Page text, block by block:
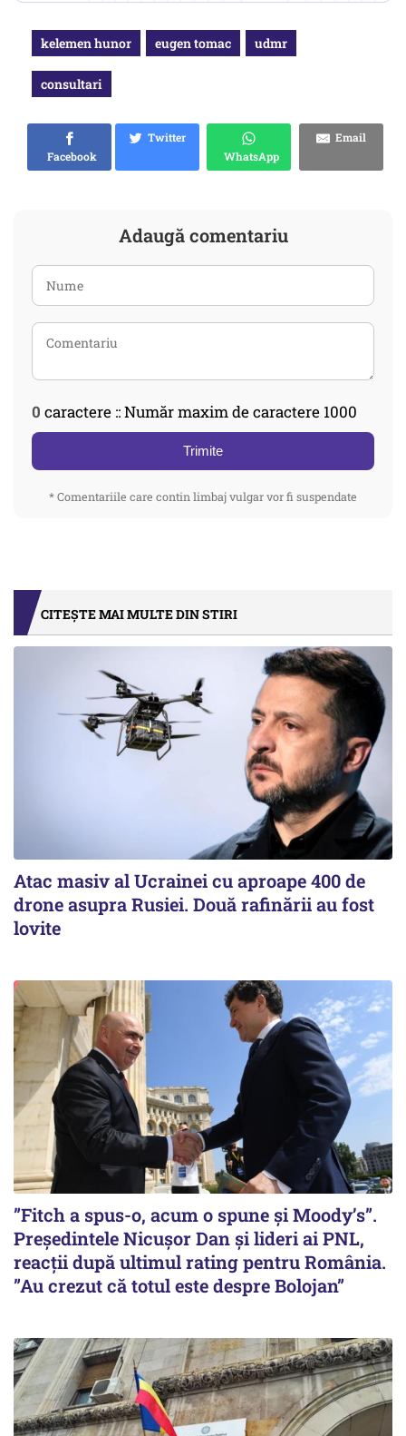
kelemen hunor eugen tomac udmr
consultari
Facebook
Twitter
WhatsApp
Email
Adaugă comentariu
0 caractere :: Număr maxim de caractere 1000
Trimite
* Comentariile care contin limbaj vulgar vor fi suspendate
CITEȘTE MAI MULTE DIN STIRI
Atac masiv al Ucrainei cu aproape 400 de
drone asupra Rusiei. Două rafinării au fost
lovite
”Fitch a spus-o, acum o spune și Moody’s”.
Președintele Nicușor Dan și lideri ai PNL,
reacții după ultimul rating pentru România.
”Au crezut că totul este despre Bolojan”